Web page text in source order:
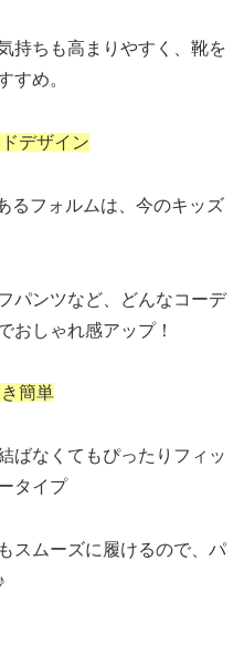
持ちも高まりやすく、靴を
すめ。
デザイン
るフォルムは、今のキッズ
パンツなど、どんなコーデ
おしゃれ感アップ！
簡単
ばなくてもぴったりフィッ
タイプ
スムーズに履けるので、パ